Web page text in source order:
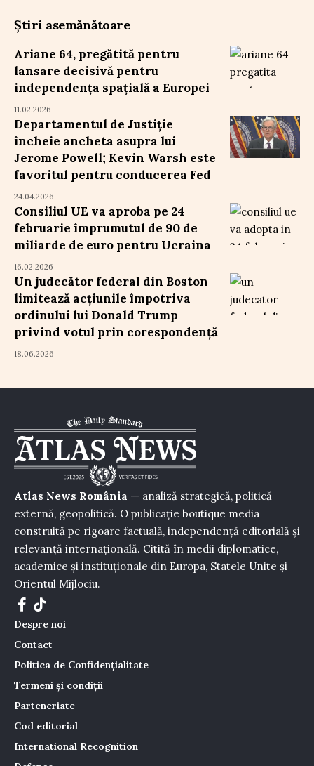
Știri asemănătoare
Ariane 64, pregătită pentru
lansare decisivă pentru
independența spațială a Europei
11.02.2026
Departamentul de Justiție
încheie ancheta asupra lui
Jerome Powell; Kevin Warsh este
favoritul pentru conducerea Fed
24.04.2026
Consiliul UE va aproba pe 24
februarie împrumutul de 90 de
miliarde de euro pentru Ucraina
16.02.2026
Un judecător federal din Boston
limitează acțiunile împotriva
ordinului lui Donald Trump
privind votul prin corespondență
18.06.2026
Atlas News România — analiză strategică, politică
externă, geopolitică. O publicație boutique media
construită pe rigoare factuală, independență editorială și
relevanță internațională. Citită în medii diplomatice,
academice și instituționale din Europa, Statele Unite și
Orientul Mijlociu.
Despre noi
Contact
Politica de Confidențialitate
Termeni și condiții
Parteneriate
Cod editorial
International Recognition